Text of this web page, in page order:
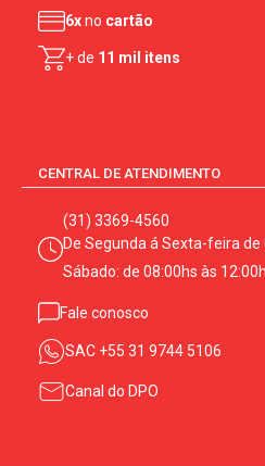
6xno cartão
+ de 11 mil itens
CENTRAL DE ATENDIMENTO
(31) 3369-4560
De Segunda á Sexta-feira de
Sábado: de 08:00hs às
Fale conosco
SAC +55 31 9744 5106
Canal do DPO